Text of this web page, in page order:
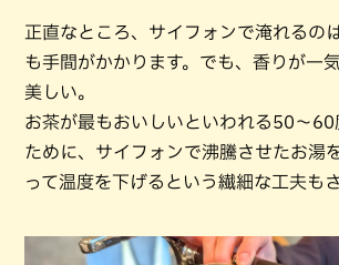
正直なところ、サイフォンで淹れるの
も手間がかかります。でも、香りが一
美しい。
お茶が最もおいしいといわれる50〜60
ために、サイフォンで沸騰させたお湯
って温度を下げるという繊細な工夫も